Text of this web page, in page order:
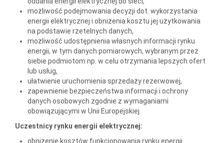
możliwość podejmowania decyzji dot. wykorzystania
energii elektrycznej i obniżenia kosztu jej użytkowania
na podstawie rzetelnych danych,
możliwość udostępnienia własnych informacji rynku
energii, w tym danych pomiarowych, wybranym przez
siebie podmiotom np. w celu otrzymania lepszych ofert
lub usług,
ułatwienie uruchomienia sprzedaży rezerwowej,
zapewnienie bezpieczeństwa informacji i ochrony
danych osobowych zgodnie z wymaganiami
obowiązującymi w Unii Europejskiej.
Uczestnicy rynku energii elektrycznej:
obniżenie kosztów funkcjonowania rynku energii